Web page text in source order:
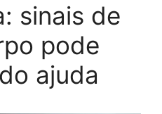
sinais de
pode
ajuda